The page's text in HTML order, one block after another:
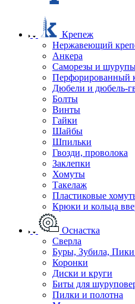
Крепеж
Нержавеющий
Анкера
Саморезы и
Перфорированный
Дюбели и дюбель-
Болты
Винты
Гайки
Шайбы
Шпильки
Гвозди, проволока
Заклепки
Хомуты
Такелаж
Пластиковые
Крюки и кольца
Оснастка
Сверла
Буры, Зубила, Пики
Коронки
Диски и круги
Биты для
Пилки и полотна